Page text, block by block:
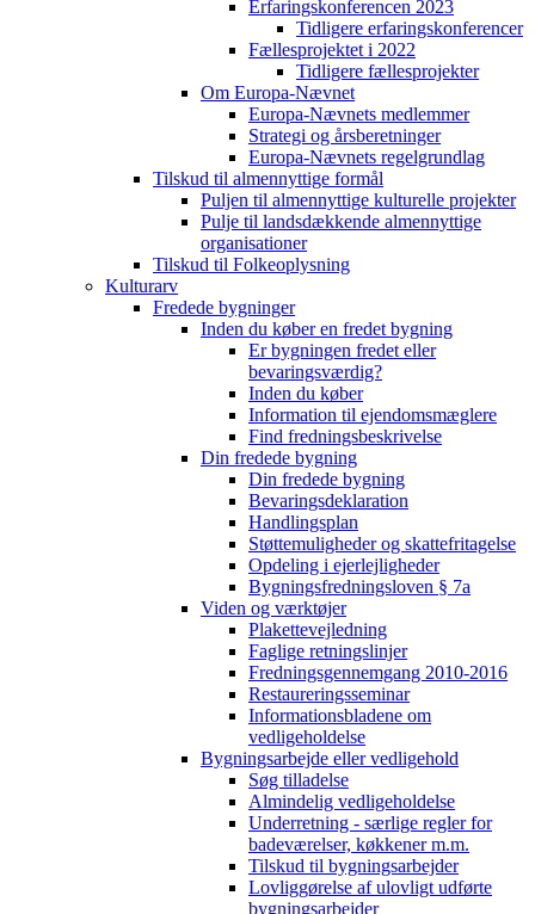
Erfaringskonferencen 2023
Tidligere erfaringskonferencer
Fællesprojektet i 2022
Tidligere fællesprojekter
Om Europa-Nævnet
Europa-Nævnets medlemmer
Strategi og årsberetninger
Europa-Nævnets regelgrundlag
Tilskud til almennyttige formål
Puljen til almennyttige kulturelle projekter
Pulje til landsdækkende almennyttige
organisationer
Tilskud til Folkeoplysning
Kulturarv
Fredede bygninger
Inden du køber en fredet bygning
Er bygningen fredet eller
bevaringsværdig?
Inden du køber
Information til ejendomsmæglere
Find fredningsbeskrivelse
Din fredede bygning
Din fredede bygning
Bevaringsdeklaration
Handlingsplan
Støttemuligheder og skattefritagelse
Opdeling i ejerlejligheder
Bygningsfredningsloven § 7a
Viden og værktøjer
Plakettevejledning
Faglige retningslinjer
Fredningsgennemgang 2010-2016
Restaureringsseminar
Informationsbladene om
vedligeholdelse
Bygningsarbejde eller vedligehold
Søg tilladelse
Almindelig vedligeholdelse
Underretning - særlige regler for
badeværelser, køkkener m.m.
Tilskud til bygningsarbejder
Lovliggørelse af ulovligt udførte
bygningsarbejder